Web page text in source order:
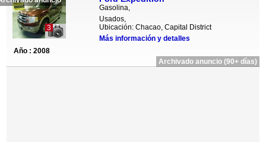
3
Gasolina,
Usados,
Ubicación: Chacao, Capital District
Más información y detalles
Año : 2008
Archivado anuncio (90+ días)